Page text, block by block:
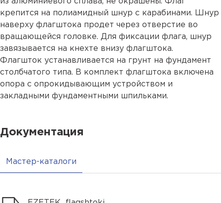
крепится на полиамидный шнур с карабинами. Шнур
наверху флагштока продет через отверстие во
вращающейся головке. Для фиксации флага, шнур
завязывается на кнехте внизу флагштока.
Флагшток устанавливается на грунт на фундамент
столбчатого типа. В комплект флагштока включена
опора с опрокидывающим устройством и
закладными фундаментными шпильками.
Документация
Мастер-каталоги